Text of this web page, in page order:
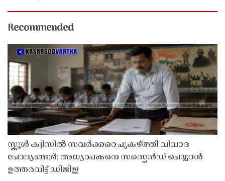
Recommended
സ്കൂൾ ക്വിസിൽ സവർക്കറെ പുകഴ്ത്തി വിവാദ
ചോദ്യങ്ങൾ; അധ്യാപകനെ സസ്പെൻഡ് ചെയ്യാൻ
ഉത്തരവിട്ട് ഡിജിഇ